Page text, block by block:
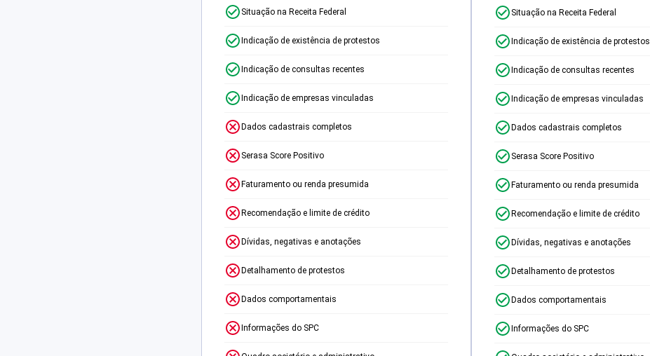
Situação na Receita Federal
Indicação de existência de protestos
Indicação de consultas recentes
Indicação de empresas vinculadas
Dados cadastrais completos
Serasa Score Positivo
Faturamento ou renda presumida
Recomendação e limite de crédito
Dívidas, negativas e anotações
Detalhamento de protestos
Dados comportamentais
Informações do SPC
Situação na Receita Federal
Indicação de existência de protestos
Indicação de consultas recentes
Indicação de empresas vinculadas
Dados cadastrais completos
Serasa Score Positivo
Faturamento ou renda presumida
Recomendação e limite de crédito
Dívidas, negativas e anotações
Detalhamento de protestos
Dados comportamentais
Informações do SPC